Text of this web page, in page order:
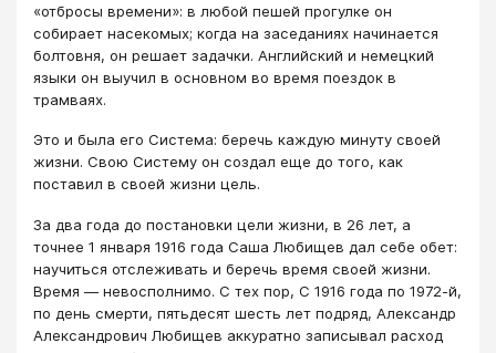
«отбросы времени»: в любой пешей прогулке он
собирает насекомых; когда на заседаниях начинается
болтовня, он решает задачки. Английский и немецкий
языки он выучил в основном во время поездок в
трамваях.
Это и была его Система: беречь каждую минуту своей
жизни. Свою Систему он создал еще до того, как
поставил в своей жизни цель.
За два года до постановки цели жизни, в 26 лет, а
точнее 1 января 1916 года Саша Любищев дал себе обет:
научиться отслеживать и беречь время своей жизни.
Время — невосполнимо. С тех пор, С 1916 года по 1972-й,
по день смерти, пятьдесят шесть лет подряд, Алек­сандр
Александрович Любищев аккуратно запи­сывал расход